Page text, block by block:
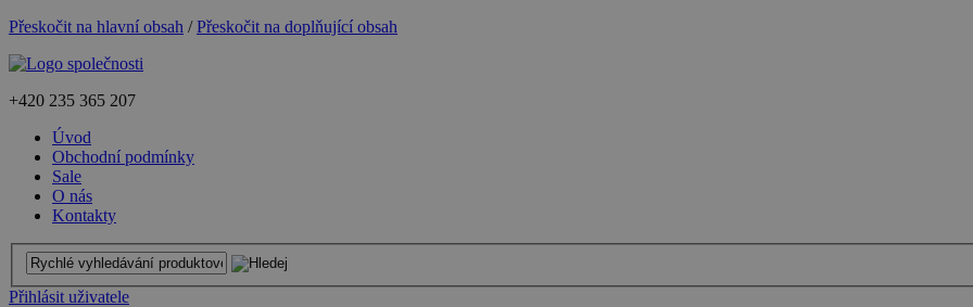
Přeskočit na hlavní obsah /Přeskočit na doplňující obsah
+420 235 365 207
Úvod
Obchodní podmínky
Sale
O nás
Kontakty
Přihlásit uživatele